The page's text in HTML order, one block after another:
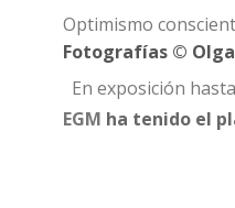
Optimismo
Fotografías ©
En exposición
EGM ha tenido el